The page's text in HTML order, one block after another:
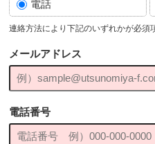
電話
連絡方法により下記のいずれかが必須
メールアドレス
電話番号